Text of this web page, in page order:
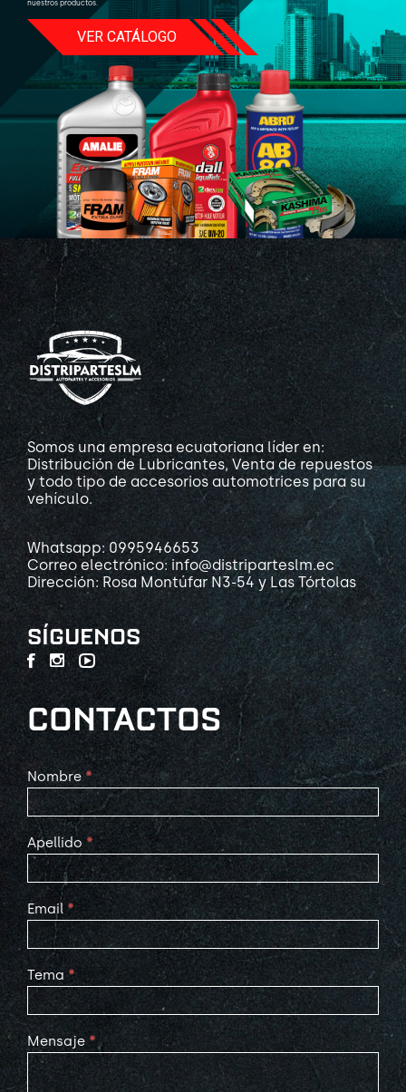
nuestros productos.
VER CATÁLOGO
Somos una empresa ecuatoriana líder en:
Distribución de Lubricantes, Venta de repuestos
y todo tipo de accesorios automotrices para su
vehículo.
Whatsapp: 0995946653
Correo electrónico: info@distriparteslm.ec
Dirección: Rosa Montúfar N3-54 y Las Tórtolas
SÍGUENOS
CONTACTOS
Contact
Us
Nombre *
Apellido *
Email *
Tema *
Mensaje *